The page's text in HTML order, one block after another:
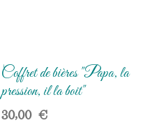
Coffret de bières "Papa, la
pression, il la boit"
30,00€